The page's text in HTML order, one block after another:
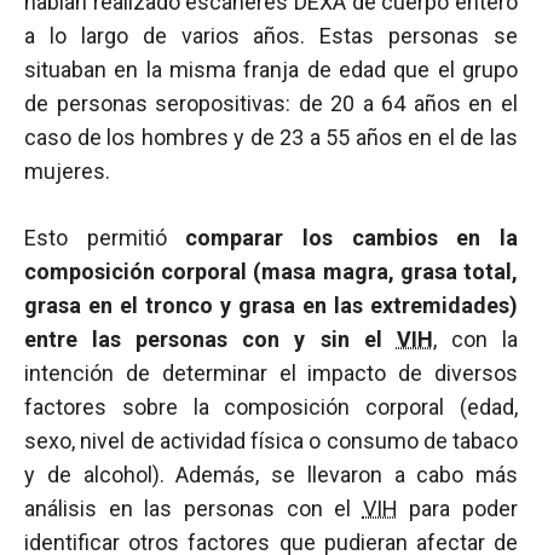
a lo largo de varios años. Estas personas se
situaban en la misma franja de edad que el grupo
de personas seropositivas: de 20 a 64 años en el
caso de los hombres y de 23 a 55 años en el de las
mujeres.
Esto permitió comparar los cambios en la
composición corporal (masa magra, grasa total,
grasa en el tronco y grasa en las extremidades)
entre las personas con y sin el VIH, con la
intención de determinar el impacto de diversos
factores sobre la composición corporal (edad,
sexo, nivel de actividad física o consumo de tabaco
y de alcohol). Además, se llevaron a cabo más
análisis en las personas con el VIH para poder
identificar otros factores que pudieran afectar de